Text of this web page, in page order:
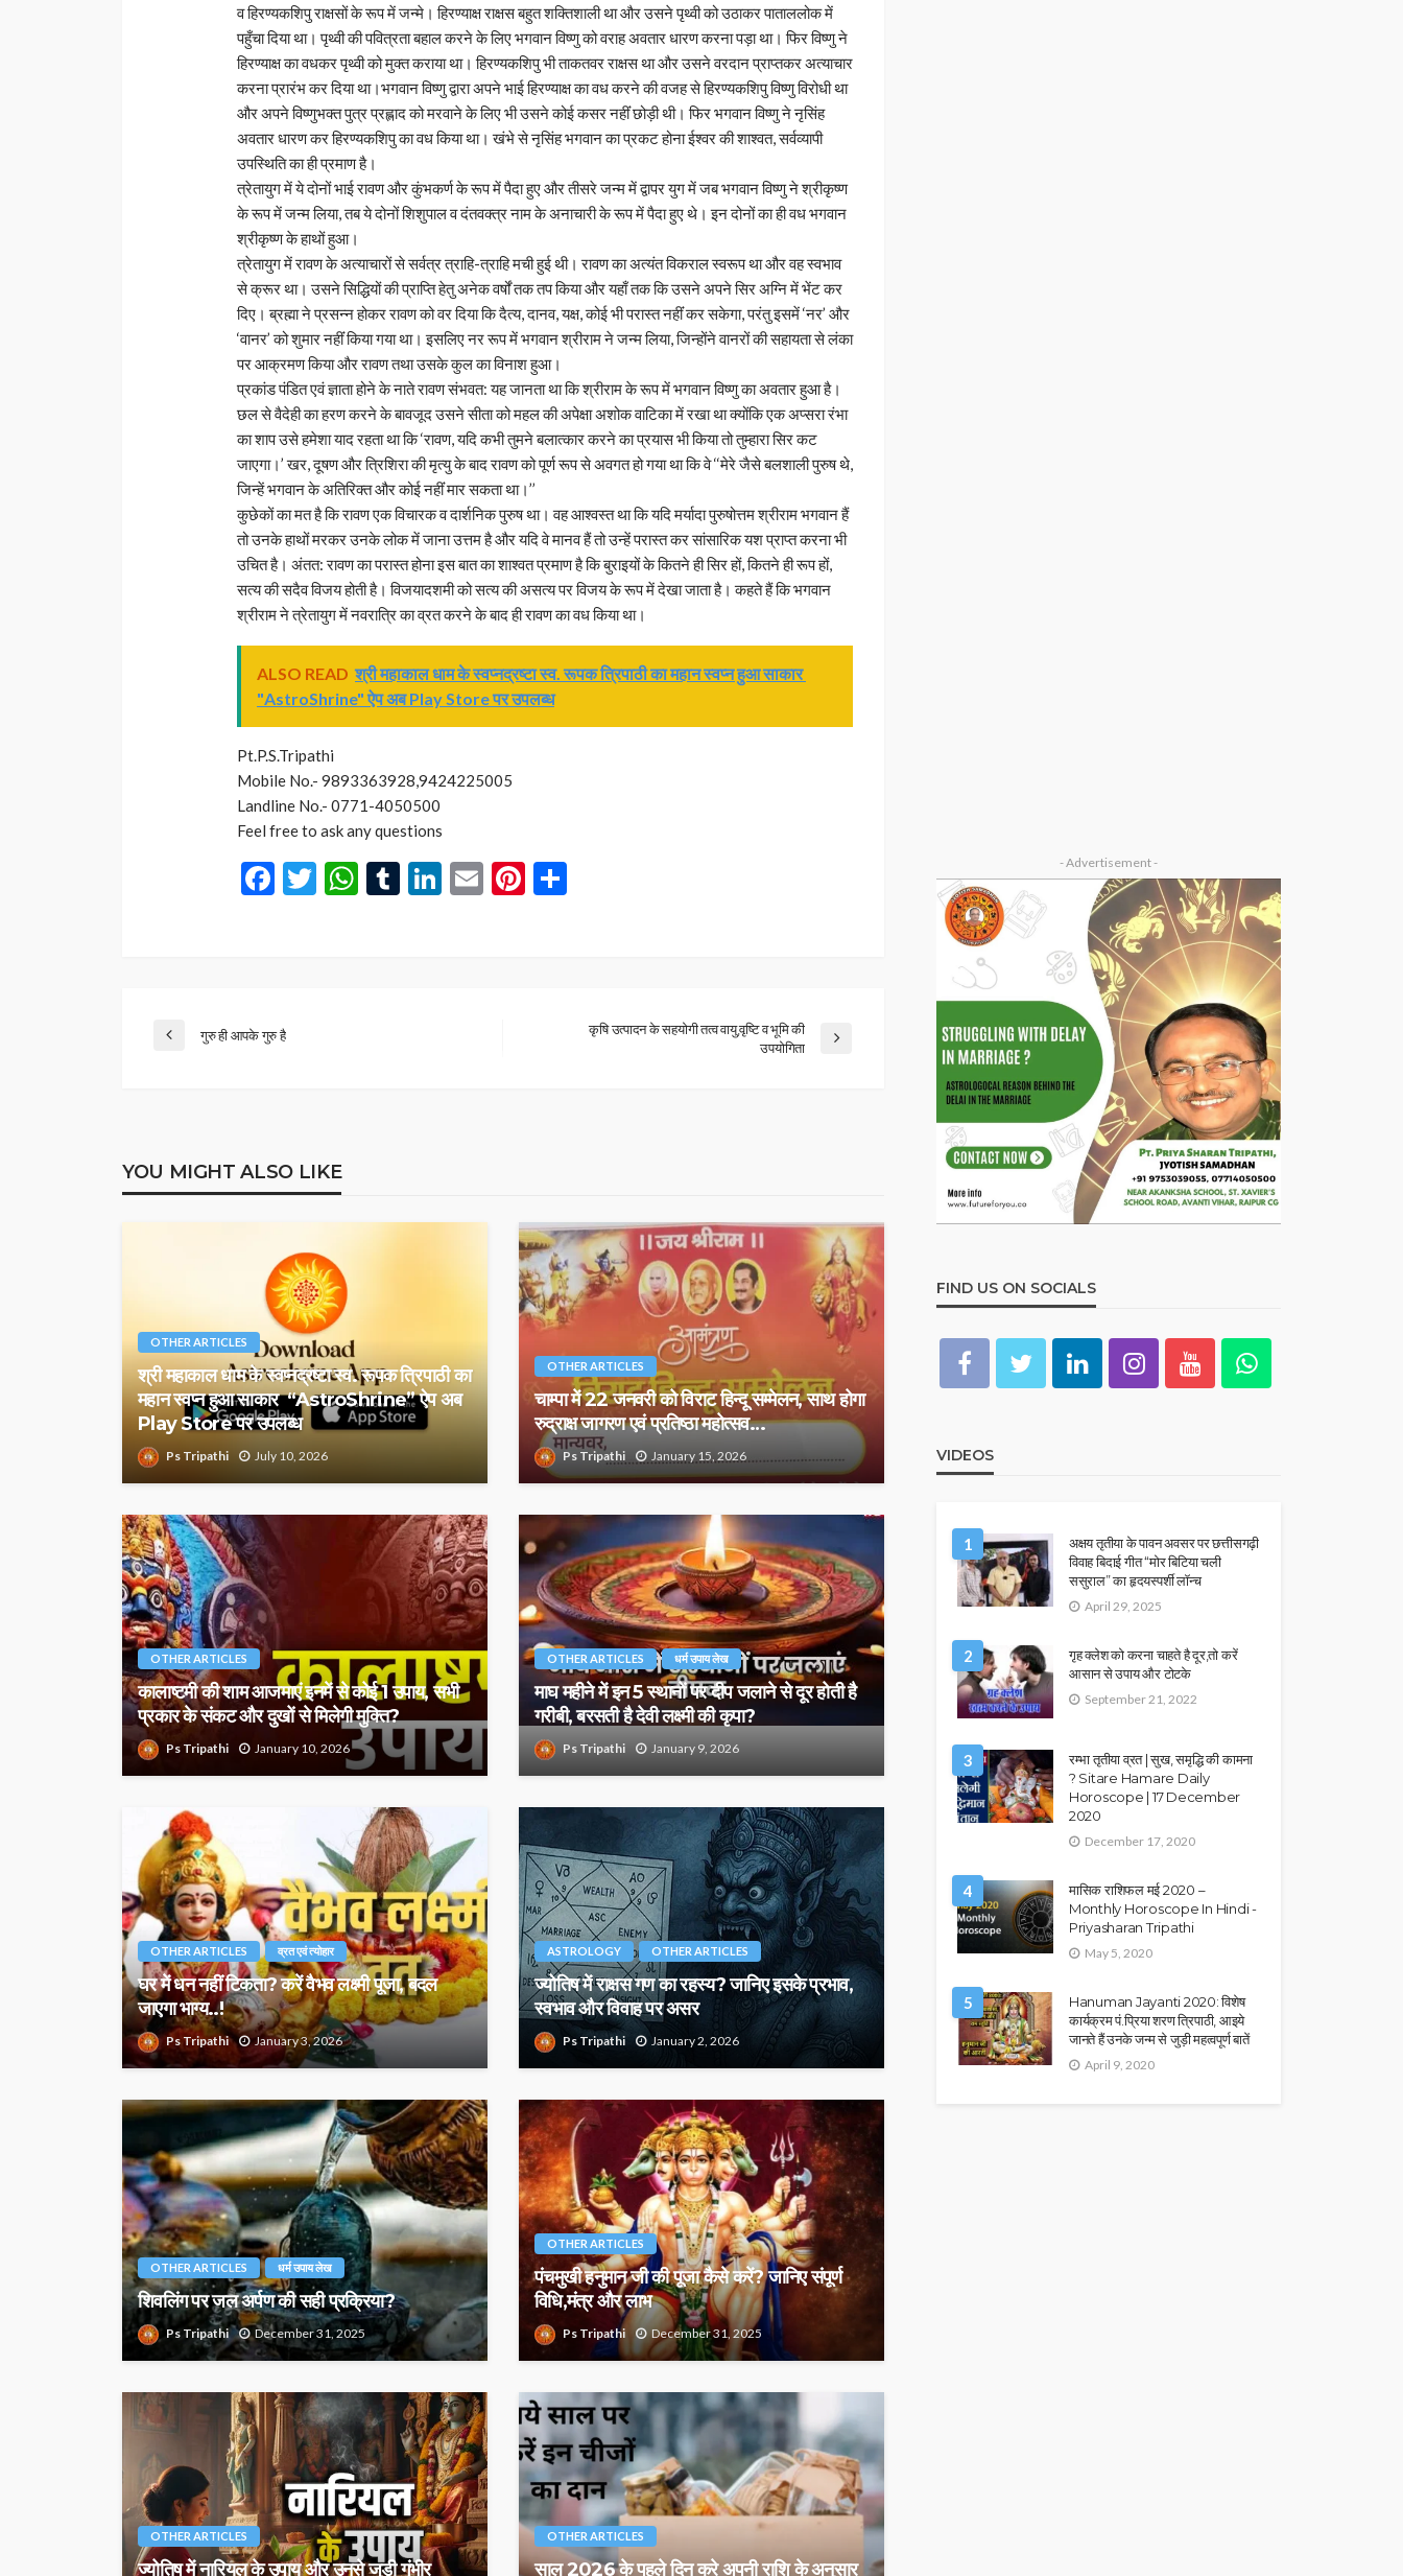
व हिरण्यकशिपु राक्षसों के रूप में जन्मे। हिरण्याक्ष राक्षस बहुत शक्तिशाली था और उसने पृथ्वी को उठाकर पाताललोक में
पहुँचा दिया था। पृथ्वी की पवित्रता बहाल करने के लिए भगवान विष्णु को वराह अवतार धारण करना पड़ा था। फिर विष्णु ने
हिरण्याक्ष का वधकर पृथ्वी को मुक्त कराया था। हिरण्यकशिपु भी ताकतवर राक्षस था और उसने वरदान प्राप्तकर अत्याचार
करना प्रारंभ कर दिया था।भगवान विष्णु द्वारा अपने भाई हिरण्याक्ष का वध करने की वजह से हिरण्यकशिपु विष्णु विरोधी था
और अपने विष्णुभक्त पुत्र प्रह्लाद को मरवाने के लिए भी उसने कोई कसर नहींं छोड़ी थी। फिर भगवान विष्णु ने नृसिंह
अवतार धारण कर हिरण्यकशिपु का वध किया था। खंभे से नृसिंह भगवान का प्रकट होना ईश्वर की शाश्वत, सर्वव्यापी
उपस्थिति का ही प्रमाण है।
त्रेतायुग में ये दोनों भाई रावण और कुंभकर्ण के रूप में पैदा हुए और तीसरे जन्म में द्वापर युग में जब भगवान विष्णु ने श्रीकृष्ण
के रूप में जन्म लिया, तब ये दोनों शिशुपाल व दंतवक्त्र नाम के अनाचारी के रूप में पैदा हुए थे। इन दोनों का ही वध भगवान
श्रीकृष्ण के हाथों हुआ।
त्रेतायुग में रावण के अत्याचारों से सर्वत्र त्राहि-त्राहि मची हुई थी। रावण का अत्यंत विकराल स्वरूप था और वह स्वभाव
से क्रूर था। उसने सिद्धियों की प्राप्ति हेतु अनेक वर्षों तक तप किया और यहाँ तक कि उसने अपने सिर अग्नि में भेंट कर
दिए। ब्रह्मा ने प्रसन्न होकर रावण को वर दिया कि दैत्य, दानव, यक्ष, कोई भी परास्त नहींं कर सकेगा, परंतु इसमें ‘नर’ और
‘वानर’ को शुमार नहींं किया गया था। इसलिए नर रूप में भगवान श्रीराम ने जन्म लिया, जिन्होंने वानरों की सहायता से लंका
पर आक्रमण किया और रावण तथा उसके कुल का विनाश हुआ।
प्रकांड पंडित एवं ज्ञाता होने के नाते रावण संभवत: यह जानता था कि श्रीराम के रूप में भगवान विष्णु का अवतार हुआ है।
छल से वैदेही का हरण करने के बावजूद उसने सीता को महल की अपेक्षा अशोक वाटिका में रखा था क्योंकि एक अप्सरा रंभा
का शाप उसे हमेशा याद रहता था कि ‘रावण, यदि कभी तुमने बलात्कार करने का प्रयास भी किया तो तुम्हारा सिर कट
जाएगा।’ खर, दूषण और त्रिशिरा की मृत्यु के बाद रावण को पूर्ण रूप से अवगत हो गया था कि वे ‘‘मेरे जैसे बलशाली पुरुष थे,
जिन्हें भगवान के अतिरिक्त और कोई नहींं मार सकता था।’’
कुछेकों का मत है कि रावण एक विचारक व दार्शनिक पुरुष था। वह आश्वस्त था कि यदि मर्यादा पुरुषोत्तम श्रीराम भगवान हैं
तो उनके हाथों मरकर उनके लोक में जाना उत्तम है और यदि वे मानव हैं तो उन्हें परास्त कर सांसारिक यश प्राप्त करना भी
उचित है। अंतत: रावण का परास्त होना इस बात का शाश्वत प्रमाण है कि बुराइयों के कितने ही सिर हों, कितने ही रूप हों,
सत्य की सदैव विजय होती है। विजयादशमी को सत्य की असत्य पर विजय के रूप में देखा जाता है। कहते हैं कि भगवान
श्रीराम ने त्रेतायुग में नवरात्रि का व्रत करने के बाद ही रावण का वध किया था।
ALSO READ श्री महाकाल धाम के स्वप्नद्रष्टा स्व. रूपक त्रिपाठी का महान स्वप्न हुआ साकार
"AstroShrine" ऐप अब Play Store पर उपलब्ध
Pt.P.S.Tripathi
Mobile No.- 9893363928,9424225005
Landline No.- 0771-4050500
Feel free to ask any questions
Facebook
Twitter
WhatsApp
Tumblr
LinkedIn
EmailPinterest
गुरु ही आपके गुरु है
कृषि उत्पादन के सहयोगी तत्व वायु,वृष्टि व भूमि की
उपयोगिता
YOU MIGHT ALSO LIKE
OTHER ARTICLES
श्री महाकाल धाम के स्वप्नद्रष्टा स्व. रूपक त्रिपाठी का
महान स्वप्न हुआ साकार “AstroShrine” ऐप अब
Play Store पर उपलब्ध
Ps Tripathi July 10, 2026
OTHER ARTICLES
चाम्पा में 22 जनवरी को विराट हिन्दू सम्मेलन, साथ होगा
रुद्राक्ष जागरण एवं प्रतिष्ठा महोत्सव…
Ps Tripathi January 15, 2026
OTHER ARTICLES
कालाष्टमी की शाम आजमाएं इनमें से कोई 1 उपाय, सभी
प्रकार के संकट और दुखों से मिलेगी मुक्ति?
Ps Tripathi January 10, 2026
OTHER ARTICLES धर्म उपाय लेख
माघ महीने में इन 5 स्थानों पर दीप जलाने से दूर होती है
गरीबी, बरसती है देवी लक्ष्मी की कृपा?
Ps Tripathi January 9, 2026
OTHER ARTICLES व्रत एवं त्योहार
घर में धन नहीं टिकता? करें वैभव लक्ष्मी पूजा, बदल
जाएगा भाग्य..!
Ps Tripathi January 3, 2026
ASTROLOGY OTHER ARTICLES
ज्योतिष में राक्षस गण का रहस्य? जानिए इसके प्रभाव,
स्वभाव और विवाह पर असर
Ps Tripathi January 2, 2026
OTHER ARTICLES धर्म उपाय लेख
शिवलिंग पर जल अर्पण की सही प्रक्रिया?
Ps Tripathi December 31, 2025
OTHER ARTICLES
पंचमुखी हनुमान जी की पूजा कैसे करें? जानिए संपूर्ण
विधि,मंत्र और लाभ
Ps Tripathi December 31, 2025
OTHER ARTICLES
ज्योतिष में नारियल के उपाय और उनसे जुड़ी गंभीर
OTHER ARTICLES
साल 2026 के पहले दिन करे अपनी राशि के अनुसार
- Advertisement -
FIND US ON SOCIALS
VIDEOS
1
अक्षय तृतीया के पावन अवसर पर छत्तीसगढ़ी
विवाह बिदाई गीत “मोर बिटिया चली
ससुराल” का हृदयस्पर्शी लॉन्च
April 29, 2025
2
गृह क्लेश को करना चाहते है दूर,तो करें
आसान से उपाय और टोटके
September 21, 2022
3
रम्भा तृतीया व्रत | सुख, समृद्धि की कामना
? Sitare Hamare Daily
Horoscope | 17 December
2020
December 17, 2020
4
मासिक राशिफल मई 2020 –
Monthly Horoscope In Hindi -
Priyasharan Tripathi
May 5, 2020
5
Hanuman Jayanti 2020: विशेष
कार्यक्रम पं.प्रिया शरण त्रिपाठी, आइये
जानते हैं उनके जन्म से जुड़ी महत्वपूर्ण बातें
April 9, 2020